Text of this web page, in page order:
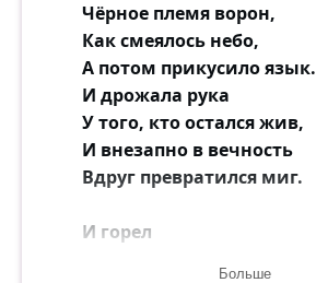
Чёрное племя ворон,
Как смеялось небо,
А потом прикусило язык.
И дрожала рука
У того, кто остался жив,
И внезапно в вечность
Вдруг превратился миг.
И горел
Больше